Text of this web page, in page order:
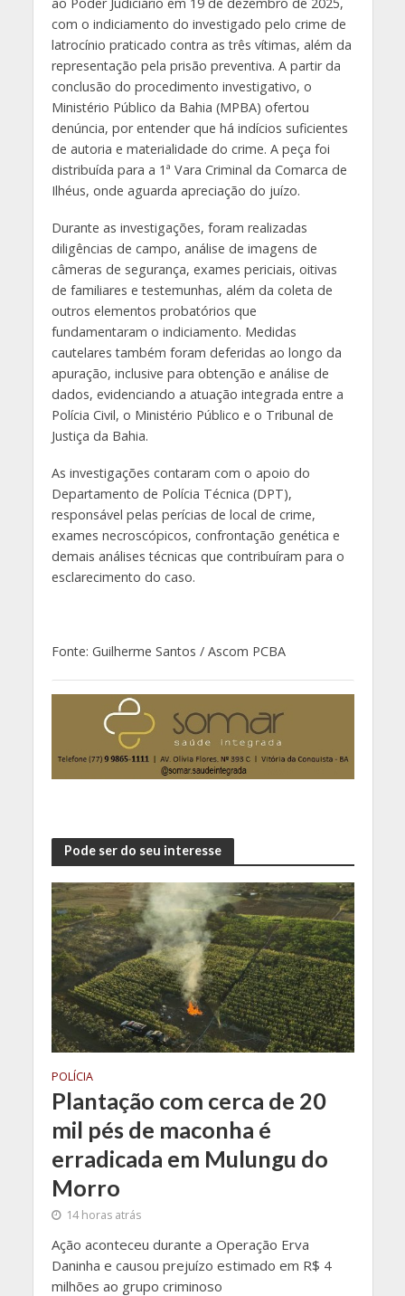
ao Poder Judiciário em 19 de dezembro de 2025,
com o indiciamento do investigado pelo crime de
latrocínio praticado contra as três vítimas, além da
representação pela prisão preventiva. A partir da
conclusão do procedimento investigativo, o
Ministério Público da Bahia (MPBA) ofertou
denúncia, por entender que há indícios suficientes
de autoria e materialidade do crime. A peça foi
distribuída para a 1ª Vara Criminal da Comarca de
Ilhéus, onde aguarda apreciação do juízo.
Durante as investigações, foram realizadas
diligências de campo, análise de imagens de
câmeras de segurança, exames periciais, oitivas
de familiares e testemunhas, além da coleta de
outros elementos probatórios que
fundamentaram o indiciamento. Medidas
cautelares também foram deferidas ao longo da
apuração, inclusive para obtenção e análise de
dados, evidenciando a atuação integrada entre a
Polícia Civil, o Ministério Público e o Tribunal de
Justiça da Bahia.
As investigações contaram com o apoio do
Departamento de Polícia Técnica (DPT),
responsável pelas perícias de local de crime,
exames necroscópicos, confrontação genética e
demais análises técnicas que contribuíram para o
esclarecimento do caso.
Fonte: Guilherme Santos / Ascom PCBA
Pode ser do seu interesse
POLÍCIA
Plantação com cerca de 20
mil pés de maconha é
erradicada em Mulungu do
Morro
14 horas atrás
Ação aconteceu durante a Operação Erva
Daninha e causou prejuízo estimado em R$ 4
milhões ao grupo criminoso